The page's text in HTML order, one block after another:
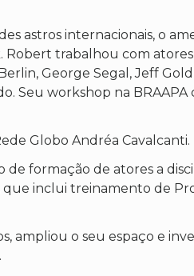
astros internacionais, o
Robert trabalhou com
George Segal, Jeff
Seu workshop na
Globo Andréa Cavalcanti.
de formação de atores a
que inclui treinamento de
ampliou o seu espaço e